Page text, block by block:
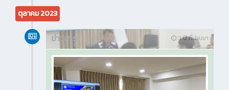
ตุลาคม 2023
3 ปี ที่ผ่านมา
ข่าวสาร